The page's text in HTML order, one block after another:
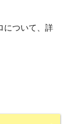
について、詳